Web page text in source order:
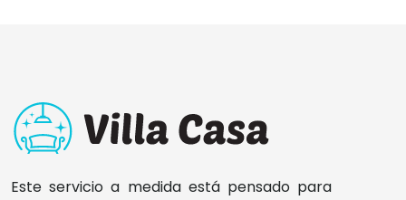
Este servicio a medida está pensado para